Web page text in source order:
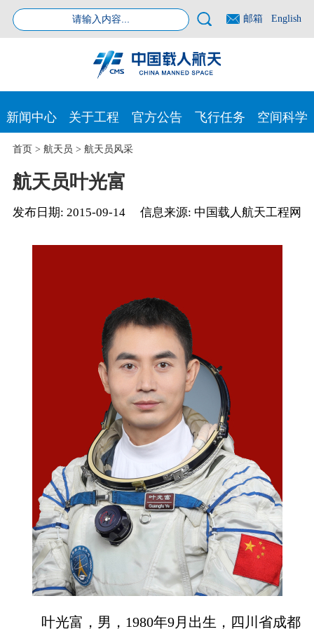
邮箱 English
新闻中心 关于工程 官方公告 飞行任务 空间科学
首页> 航天员 > 航天员风采
航天员叶光富
发布日期: 2015-09-14 信息来源: 中国载人航天工程网
叶光富，男，1980年9月出生，四川省成都